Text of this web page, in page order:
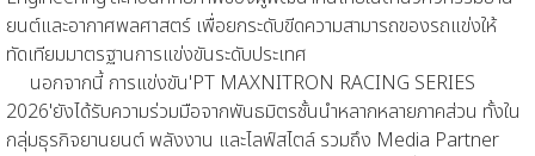
ยนต์และอากาศพลศาสตร์ เพื่อยกระดับขีดความสามารถของรถแข่งให้
ทัดเทียมมาตรฐานการแข่งขันระดับประเทศ
นอกจากนี้ การแข่งขัน'PT MAXNITRON RACING SERIES
2026'ยังได้รับความร่วมมือจากพันธมิตรชั้นนำหลากหลายภาคส่วน ทั้งใน
กลุ่มธุรกิจยานยนต์ พลังงาน และไลฟ์สไตล์ รวมถึง Media Partner